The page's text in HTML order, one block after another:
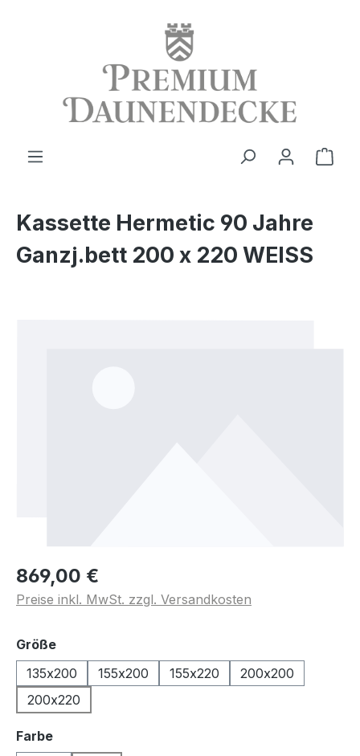
Kassette Hermetic 90 Jahre
Ganzj.bett 200 x 220 WEISS
869,00 €
Preise inkl. MwSt. zzgl. Versandkosten
Größeauswählen
135x200
155x200 155x220
200x200
200x220
Farbeauswählen